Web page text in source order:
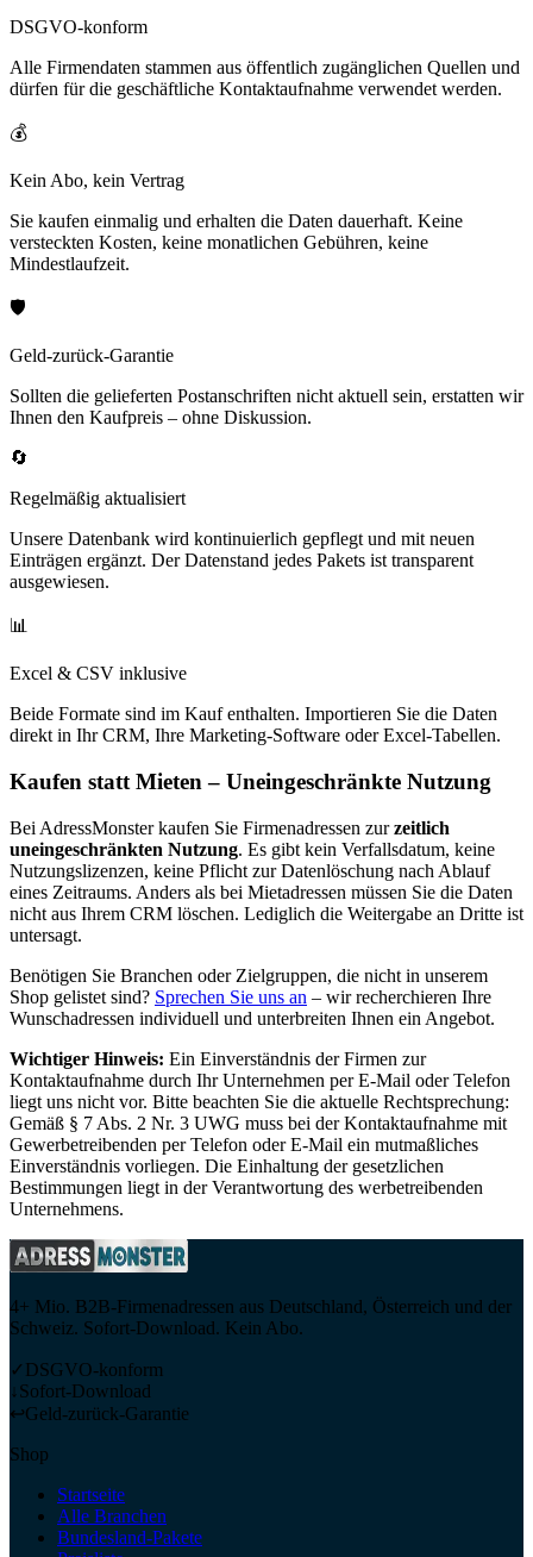
DSGVO-konform
Alle Firmendaten stammen aus öffentlich zugänglichen Quellen und
dürfen für die geschäftliche Kontaktaufnahme verwendet werden.
💰
Kein Abo, kein Vertrag
Sie kaufen einmalig und erhalten die Daten dauerhaft. Keine
versteckten Kosten, keine monatlichen Gebühren, keine
Mindestlaufzeit.
🛡️
Geld-zurück-Garantie
Sollten die gelieferten Postanschriften nicht aktuell sein, erstatten wir
Ihnen den Kaufpreis – ohne Diskussion.
🔄
Regelmäßig aktualisiert
Unsere Datenbank wird kontinuierlich gepflegt und mit neuen
Einträgen ergänzt. Der Datenstand jedes Pakets ist transparent
ausgewiesen.
📊
Excel & CSV inklusive
Beide Formate sind im Kauf enthalten. Importieren Sie die Daten
direkt in Ihr CRM, Ihre Marketing-Software oder Excel-Tabellen.
Kaufen statt Mieten – Uneingeschränkte Nutzung
Bei AdressMonster kaufen Sie Firmenadressen zur zeitlich
uneingeschränkten Nutzung. Es gibt kein Verfallsdatum, keine
Nutzungslizenzen, keine Pflicht zur Datenlöschung nach Ablauf
eines Zeitraums. Anders als bei Mietadressen müssen Sie die Daten
nicht aus Ihrem CRM löschen. Lediglich die Weitergabe an Dritte ist
untersagt.
Benötigen Sie Branchen oder Zielgruppen, die nicht in unserem
Shop gelistet sind? Sprechen Sie uns an – wir recherchieren Ihre
Wunschadressen individuell und unterbreiten Ihnen ein Angebot.
Wichtiger Hinweis: Ein Einverständnis der Firmen zur
Kontaktaufnahme durch Ihr Unternehmen per E-Mail oder Telefon
liegt uns nicht vor. Bitte beachten Sie die aktuelle Rechtsprechung:
Gemäß § 7 Abs. 2 Nr. 3 UWG muss bei der Kontaktaufnahme mit
Gewerbetreibenden per Telefon oder E-Mail ein mutmaßliches
Einverständnis vorliegen. Die Einhaltung der gesetzlichen
Bestimmungen liegt in der Verantwortung des werbetreibenden
Unternehmens.
4+ Mio. B2B-Firmenadressen aus Deutschland, Österreich und der
Schweiz. Sofort-Download. Kein Abo.
✓ DSGVO-konform
↓Sofort-Download
↩Geld-zurück-Garantie
Shop
Startseite
Alle Branchen
Bundesland-Pakete